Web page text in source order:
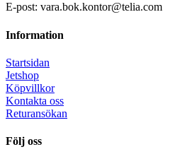
E-post: vara.bok.kontor@telia.com
Information
Startsidan
Jetshop
Köpvillkor
Kontakta oss
Returansökan
Följ oss